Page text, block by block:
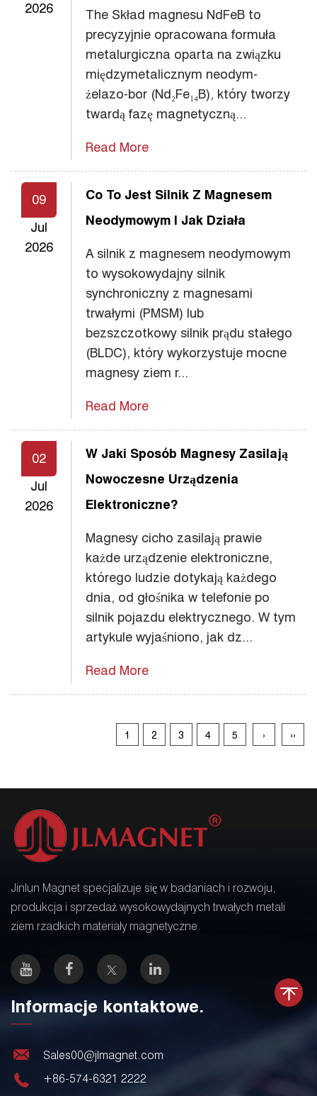
2026
The Skład magnesu NdFeB to
precyzyjnie opracowana formuła
metalurgiczna oparta na związku
międzymetalicznym neodym-
żelazo-bor (Nd₂Fe₁₄B), który tworzy
twardą fazę magnetyczną...
Read More
09
Jul
2026
Co To Jest Silnik Z Magnesem
Neodymowym I Jak Działa
A silnik z magnesem neodymowym
to wysokowydajny silnik
synchroniczny z magnesami
trwałymi (PMSM) lub
bezszczotkowy silnik prądu stałego
(BLDC), który wykorzystuje mocne
magnesy ziem r...
Read More
02
Jul
2026
W Jaki Sposób Magnesy Zasilają
Nowoczesne Urządzenia
Elektroniczne?
Magnesy cicho zasilają prawie
każde urządzenie elektroniczne,
którego ludzie dotykają każdego
dnia, od głośnika w telefonie po
silnik pojazdu elektrycznego. W tym
artykule wyjaśniono, jak dz...
Read More
1 2 3 4 5 › ››
Jinlun Magnet specjalizuje się w badaniach i rozwoju,
produkcja i sprzedaż wysokowydajnych trwałych metali
ziem rzadkich materiały magnetyczne.
Informacje kontaktowe.
Sales00@jlmagnet.com
+86-574-6321 2222